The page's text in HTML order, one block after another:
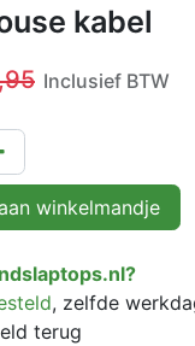
kabel
Inclusief BTW
winkelmandje
, zelfde
terug